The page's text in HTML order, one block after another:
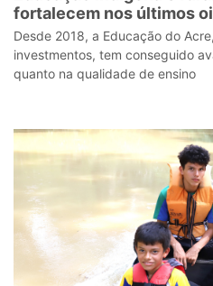
fortalecem nos últimos
Desde 2018, a Educação do
investmentos, tem conseguido
quanto na qualidade de ensino